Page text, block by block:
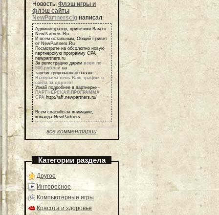
Новость: Флэш игры и
флэш сайты
NewPartnerscig написал:
Администратор, приветики Вам от
NewPartners.Ru
И всем остальным, Общий Привет
от NewPartners.Ru
Посмотрите на обсолютно новую
партнерскую программу СРА
newpartners.ru
За регистрацию дарим всем по
500 рублей на
зарегистрированный баланс.
Выкупаем весь Ваш трафик с
сайта за дорого!
Узнай подробнее в партнерке -
ПАРТНЕРСКАЯ ПРОГРАММА
СРА http://aff.newpartners.ru/
Всем спасибо за внимание,
команда NewPartners
все комментарии
Категории раздела
Другое
Интересное
Компьютерные игры
Красота и здоровье